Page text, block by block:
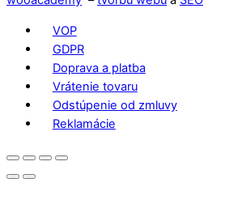
VOP
GDPR
Doprava a platba
Vrátenie tovaru
Odstúpenie od zmluvy
Reklamácie